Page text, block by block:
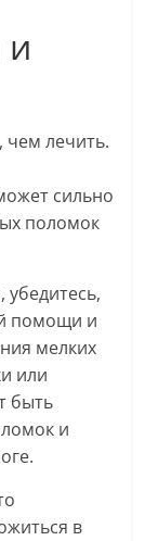
и
чем лечить.
сильно
поломок
помощи и
мелких
или
быть
и
в